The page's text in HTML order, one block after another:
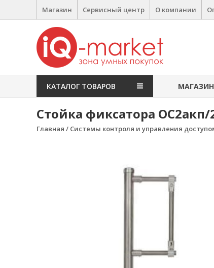
Перейти к содержимому
Магазин Сервисный центр О компании
IQ Market
зона умных покупок
КАТАЛОГ ТОВАРОВ МАГАЗИН
Стойка фиксатора
Главная / Системы контроля и управления